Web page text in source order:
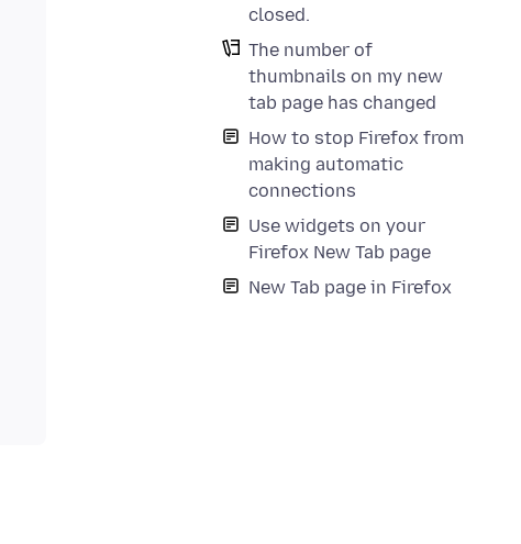
closed.
The number of
thumbnails on my new
tab page has changed
How to stop Firefox from
making automatic
connections
Use widgets on your
Firefox New Tab page
New Tab page in Firefox